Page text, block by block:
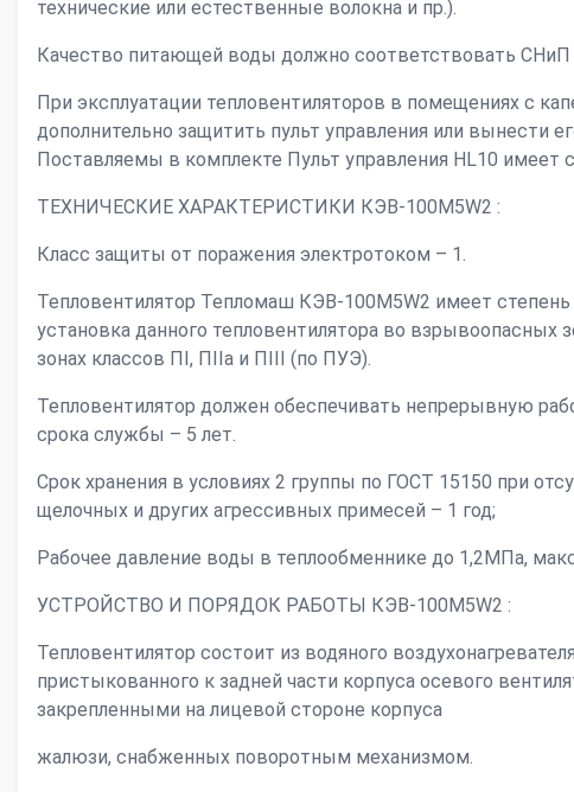
технические или естественные волокна и пр.).
Качество питающей воды должно соответствовать СНиП
При эксплуатации тепловентиляторов в помещениях с
дополнительно защитить пульт управления или вынести
Поставляемы в комплекте Пульт управления HL10 имеет
ТЕХНИЧЕСКИЕ ХАРАКТЕРИСТИКИ КЭВ-100М5W2 :
Класс защиты от поражения электротоком – 1.
Тепловентилятор Тепломаш КЭВ-100М5W2 имеет
установка данного тепловентилятора во взрывоопасных
зонах классов ПI, ПIIа и ПIII (по ПУЭ).
Тепловентилятор должен обеспечивать непрерывную
срока службы – 5 лет.
Срок хранения в условиях 2 группы по ГОСТ 15150 при
щелочных и других агрессивных примесей – 1 год;
Рабочее давление воды в теплообменнике до 1,2МПа,
УСТРОЙСТВО И ПОРЯДОК РАБОТЫ КЭВ-100М5W2 :
Тепловентилятор состоит из водяного
пристыкованного к задней части корпуса осевого
закрепленными на лицевой стороне корпуса
жалюзи, снабженных поворотным механизмом.